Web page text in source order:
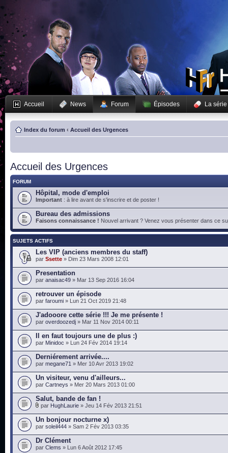
Accueil News Forum Épisodes La série
Index du forum ‹ Accueil des Urgences
Accueil des Urgences
FORUM
Hôpital, mode d'emploi
Important : à lire avant de s'inscrire et de poster !
Bureau des admissions
Faisons connaissance ! Nouvel arrivant ? Venez vous présenter dans ce
SUJETS ACTIFS
Les VIP (anciens membres du staff)
par Ssette » Dim 23 Mars 2008 12:01
Presentation
par anaisac49 » Mar 13 Sep 2016 16:04
retrouver un épisode
par faroumi » Lun 21 Oct 2019 21:48
J'adooore cette série !!! Je me présente !
par overdoozedj » Mar 11 Nov 2014 00:11
Il en faut toujours une de plus :)
par Minidoc » Lun 24 Fév 2014 19:14
Derniérement arrivée....
par megane71 » Mer 10 Avr 2013 19:02
Un visiteur, venu d'ailleurs...
par Cartneys » Mer 20 Mars 2013 01:00
Salut, bande de fan !
par HughLaurie » Jeu 14 Fév 2013 21:51
Un bonjour nocturne x)
par soleil444 » Sam 2 Fév 2013 03:35
Dr Clément
par Clems » Lun 6 Août 2012 17:45